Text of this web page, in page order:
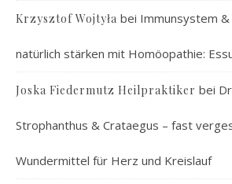
Krzysztof Wojtyła bei Immunsystem
natürlich stärken mit Homöopathie:
Joska Fiedermutz Heilpraktiker bei
Strophanthus & Crataegus – fast
Wundermittel für Herz und Kreislauf